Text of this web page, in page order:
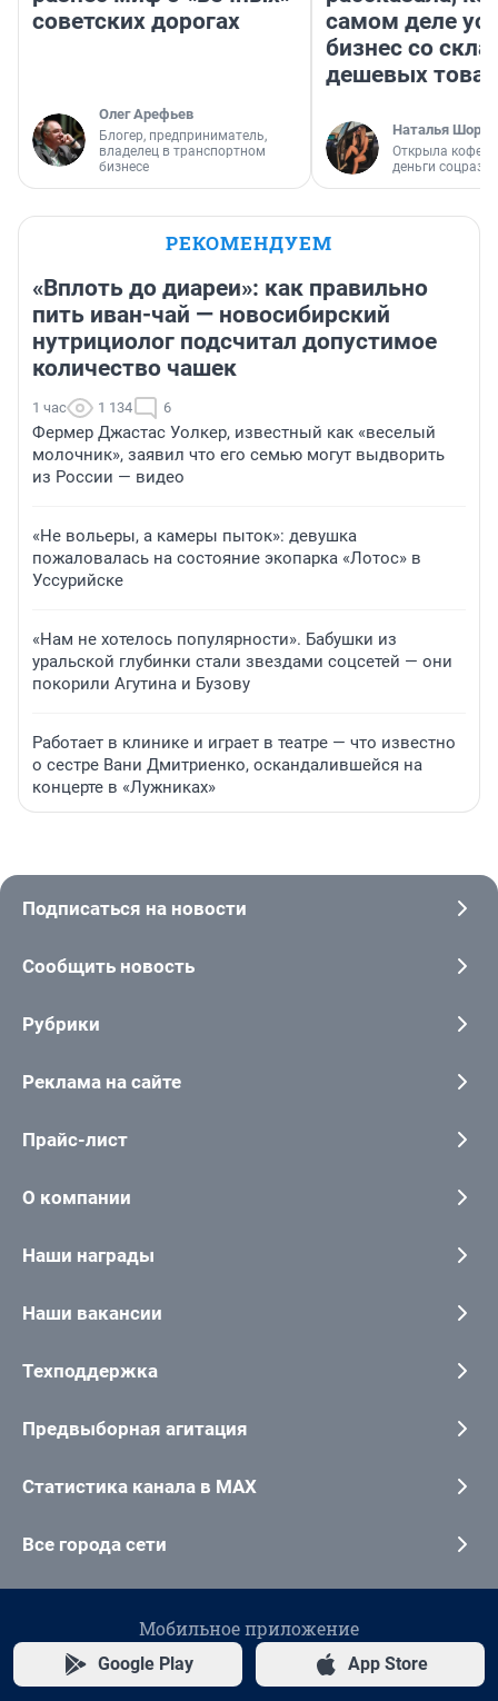
советских дорогах
Олег Арефьев
Блогер, предприниматель,
владелец в транспортном
бизнесе
самом деле
бизнес со
дешевых
Наталья
Открыла
деньги
РЕКОМЕНДУЕМ
«Вплоть до диареи»: как правильно
пить иван-чай — новосибирский
нутрициолог подсчитал допустимое
количество чашек
1 час 1 134 6
Фермер Джастас Уолкер, известный как «веселый
молочник», заявил что его семью могут выдворить
из России — видео
«Не вольеры, а камеры пыток»: девушка
пожаловалась на состояние экопарка «Лотос» в
Уссурийске
«Нам не хотелось популярности». Бабушки из
уральской глубинки стали звездами соцсетей — они
покорили Агутина и Бузову
Работает в клинике и играет в театре — что известно
о сестре Вани Дмитриенко, оскандалившейся на
концерте в «Лужниках»
Подписаться на новости
Сообщить новость
Рубрики
Реклама на сайте
Прайс-лист
О компании
Наши награды
Наши вакансии
Техподдержка
Предвыборная агитация
Статистика канала в MAX
Все города сети
Мобильное приложение
Google Play App Store